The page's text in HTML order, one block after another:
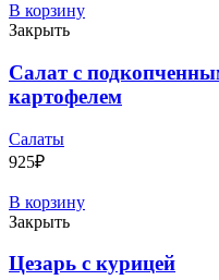
В корзину
Закрыть
Салат с
картофелем
Салаты
925₽
В корзину
Закрыть
Цезарь с курицей